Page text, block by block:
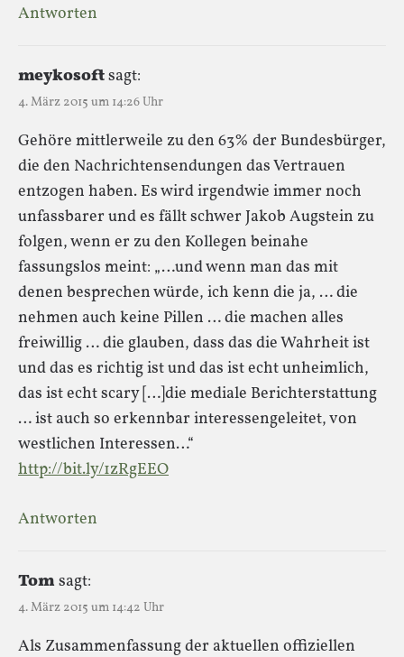
Antworten
meykosoftsagt:
4. März 2015 um 14:26 Uhr
Gehöre mittlerweile zu den 63% der Bundesbürger,
die den Nachrichtensendungen das Vertrauen
entzogen haben. Es wird irgendwie immer noch
unfassbarer und es fällt schwer Jakob Augstein zu
folgen, wenn er zu den Kollegen beinahe
fassungslos meint: „…und wenn man das mit
denen besprechen würde, ich kenn die ja, … die
nehmen auch keine Pillen … die machen alles
freiwillig … die glauben, dass das die Wahrheit ist
und das es richtig ist und das ist echt unheimlich,
das ist echt scary […]die mediale Berichterstattung
… ist auch so erkennbar interessengeleitet, von
westlichen Interessen…“
http://bit.ly/1zRgEEO
Antworten
Tomsagt:
4. März 2015 um 14:42 Uhr
Als Zusammenfassung der aktuellen offiziellen